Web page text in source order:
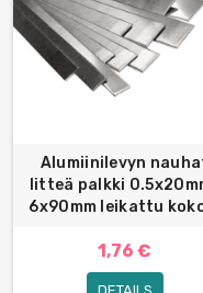
Alumiinilevyn
litteä palkki
6x90mm leikattu
1,76 €